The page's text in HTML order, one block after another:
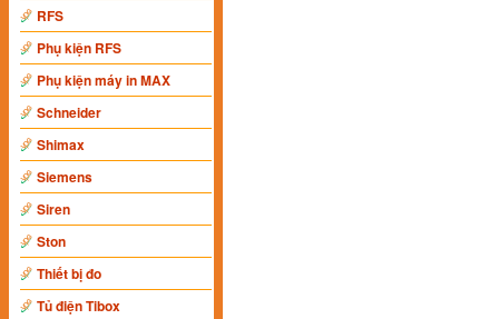
RFS
Phụ kiện RFS
Phụ kiện máy in MAX
Schneider
Shimax
Siemens
Siren
Ston
Thiết bị đo
Tủ điện Tibox